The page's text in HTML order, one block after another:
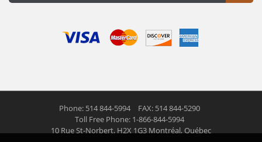
Phone: 514 844-5994
FAX: 514 844-5290
Toll Free Phone: 1-866-844-5994
10 Rue St-Norbert, H2X 1G3 Montréal, Québec